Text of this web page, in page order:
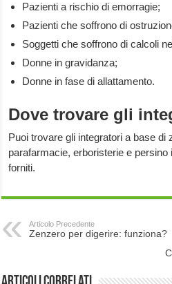
Pazienti a rischio di emorragie;
Pazienti che soffrono di
Soggetti che soffrono di calcoli
Donne in gravidanza;
Donne in fase di allattamento.
Dove trovare gli
Puoi trovare gli integratori a base di
parafarmacie, erboristerie e
forniti.
Articolo Precedente
Zenzero per digerire: funziona?